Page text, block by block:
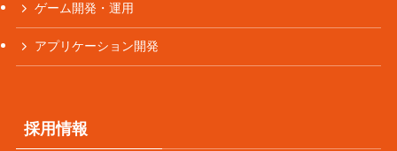
ゲーム開発・運用
アプリケーション開発
採用情報